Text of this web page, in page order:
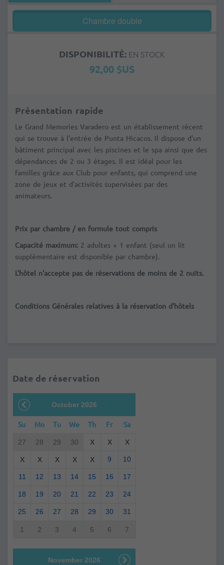
Chambre double
DISPONIBILITÉ: EN STOCK
92,00 $US
Présentation rapide
Le Grand Memories Varadero est un établissement récent
qui se trouve à l’entrée de Punta Hicacos. Il dispose d’un
bâtiment principal avec les piscines et le spa ainsi que des
dépendances de 2 ou 3 étages. Il est idéal pour les
familles grâce aux Club pour enfants, qui comprend une
zone de jeux et d'activités supervisées par des
animateurs.
Prix par chambre / en formule tout compris
Capacité maximum: 2 adultes + 1 enfant (seul un lit
supplémentaire est disponible par chambre).
L'hôtel n'accepte pas de réservations de moins de 2 nuits.
Conditions Générales relatives à la réservation d'hôtels
Date de réservation
October 2026
Su Mo Tu We Th Fr Sa
27 28 29 30 X X X
X X X X X 9 10
11 12 13 14 15 16 17
18 19 20 21 22 23 24
25 26 27 28 29 30 31
1 2 3 4 5 6 7
November 2026